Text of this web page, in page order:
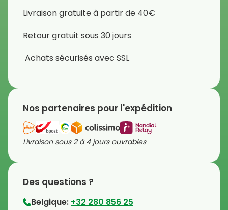
Livraison gratuite à partir de 40€
Retour gratuit sous 30 jours
Achats sécurisés avec SSL
Nos partenaires pour l'expédition
Livraison sous 2 à 4 jours ouvrables
Des questions ?
Belgique: +32 280 856 25